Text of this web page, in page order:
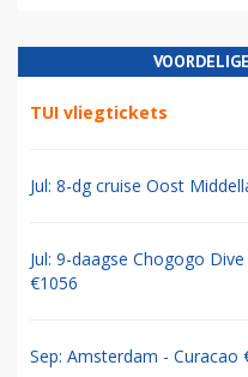
TUI vliegtickets
Jul: 8-dg cruise Oost
Jul: 9-daagse Chogogo
€1056
Sep: Amsterdam - Curacao